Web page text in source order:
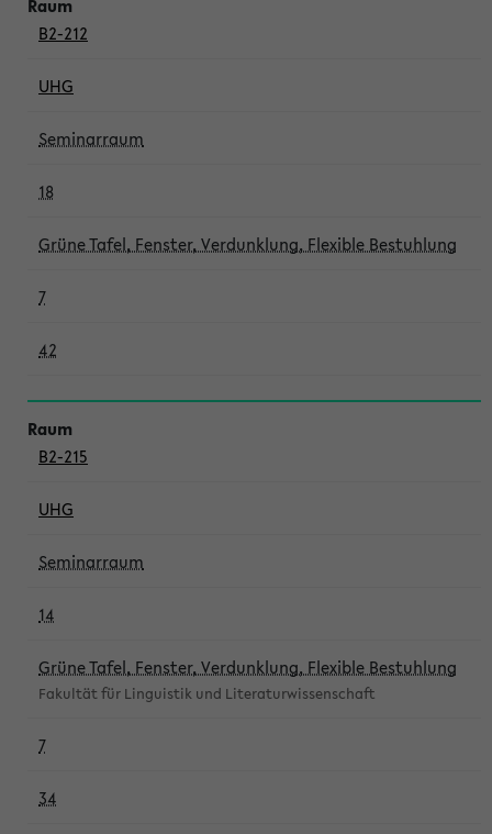
B2-212
UHG
Seminarraum
18
Grüne Tafel, Fenster, Verdunklung, Flexible Bestuhlung
7
42
B2-215
UHG
Seminarraum
14
Grüne Tafel, Fenster, Verdunklung, Flexible Bestuhlung
Fakultät für Linguistik und Literaturwissenschaft
7
34